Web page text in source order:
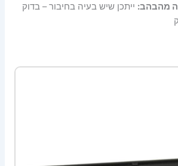
מהבהב: ייתכן שיש בעיה בחיבור – בדוק